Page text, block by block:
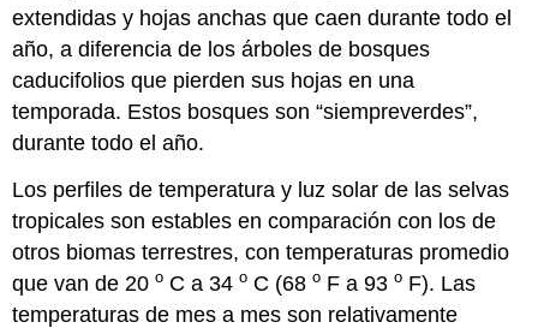
extendidas y hojas anchas que caen durante todo el
año, a diferencia de los árboles de bosques
caducifolios que pierden sus hojas en una
temporada. Estos bosques son “siempreverdes”,
durante todo el año.
Los perfiles de temperatura y luz solar de las selvas
tropicales son estables en comparación con los de
otros biomas terrestres, con temperaturas promedio
que van de 20o C a 34o C (68o F a 93o F). Las
temperaturas de mes a mes son relativamente